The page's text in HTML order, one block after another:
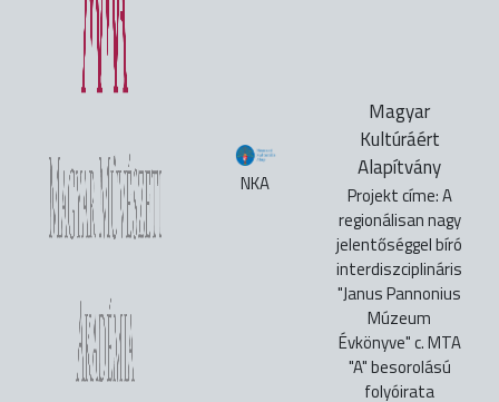
NKA
Magyar
Kultúráért
Alapítvány
Projekt címe: A
regionálisan nagy
jelentőséggel bíró
interdiszciplináris
"Janus Pannonius
Múzeum
Évkönyve" c. MTA
"A" besorolású
folyóirata